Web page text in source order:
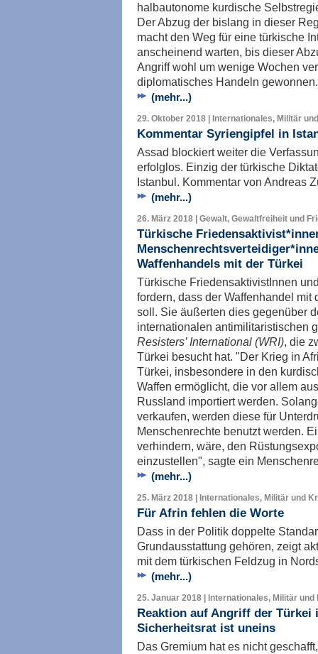
halbautonome kurdische
Der Abzug der bislang in dieser
macht den Weg für eine türkische
anscheinend warten, bis dieser
Angriff wohl um wenige Wochen
diplomatisches Handeln gewonnen.
(mehr...)
29. Oktober 2018 | Internationales, Militär
Kommentar Syriengipfel in
Assad blockiert weiter die
erfolglos. Einzig der türkische
Istanbul. Kommentar von Andreas
(mehr...)
26. März 2018 | Gewalt, Gewaltfreiheit und
Türkische
Waffenhandels mit der Türkei
Türkische FriedensaktivistInnen
fordern, dass der Waffenhandel
soll. Sie äußerten dies gegenüber
internationalen antimilitaristischen
Resisters’ International (WRI), die
Türkei besucht hat. "Der Krieg in
Türkei, insbesondere in den
Waffen ermöglicht, die vor allem
Russland importiert werden.
verkaufen, werden diese für
Menschenrechte benutzt werden.
verhindern, wäre, den
einzustellen", sagte ein
(mehr...)
25. März 2018 | Internationales, Militär und
Für Afrin fehlen die Worte
Dass in der Politik doppelte
Grundausstattung gehören, zeigt
mit dem türkischen Feldzug in
(mehr...)
25. Januar 2018 | Internationales, Militär und
Reaktion auf Angriff der Türkei
Sicherheitsrat ist uneins
Das Gremium hat es nicht